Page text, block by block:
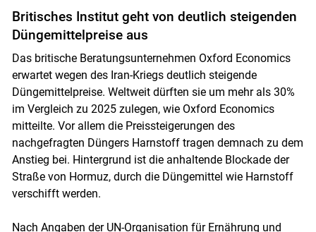
Britisches Institut geht von deutlich steigenden
Düngemittelpreise aus
Das britische Beratungsunternehmen Oxford Economics
erwartet wegen des Iran-Kriegs deutlich steigende
Düngemittelpreise. Weltweit dürften sie um mehr als 30%
im Vergleich zu 2025 zulegen, wie Oxford Economics
mitteilte. Vor allem die Preissteigerungen des
nachgefragten Düngers Harnstoff tragen demnach zu dem
Anstieg bei. Hintergrund ist die anhaltende Blockade der
Straße von Hormuz, durch die Düngemittel wie Harnstoff
verschifft werden.
Nach Angaben der UN-Organisation für Ernährung und